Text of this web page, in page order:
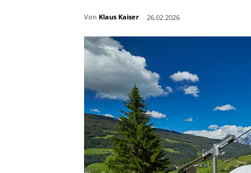
Von Klaus Kaiser 26.02.2026